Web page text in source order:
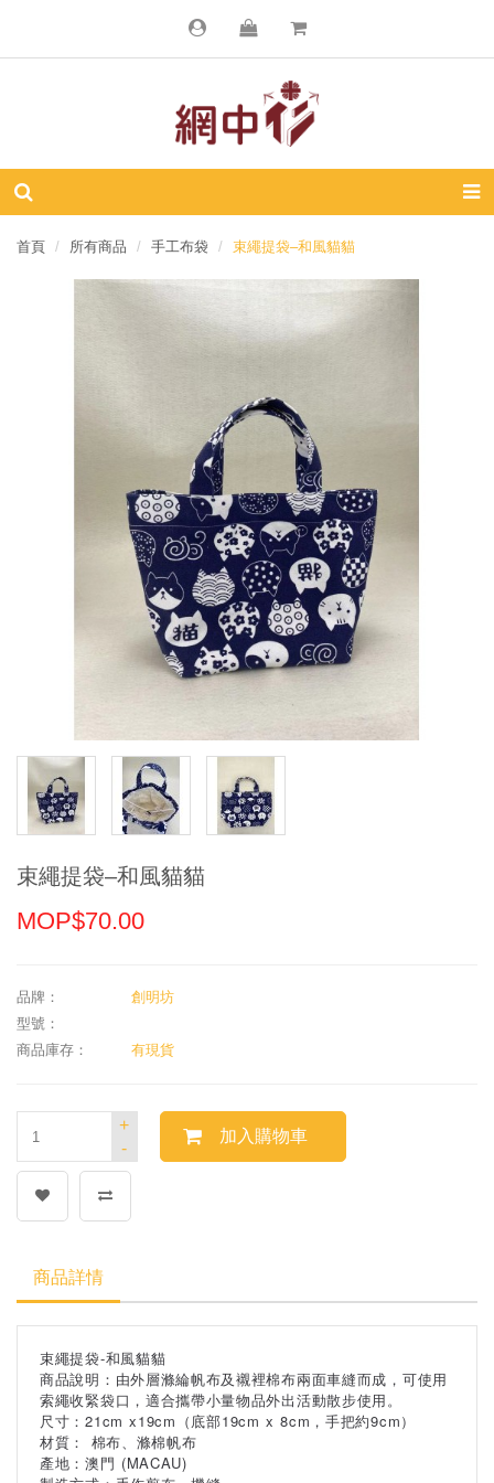
首頁 所有商品 手工布袋 束繩提袋–和風貓貓
束繩提袋–和風貓貓
MOP$70.00
品牌：
創明坊
型號：
商品庫存：
有現貨
-
+
加入購物車
商品詳情
束繩提袋-和風貓貓
商品說明：由外層滌綸帆布及襯裡棉布兩面車縫而成，可使用
索繩收緊袋口，適合攜帶小量物品外出活動散步使用。
尺寸：21cm x19cm（底部19cm x 8cm，手把約9cm）
材質： 棉布、滌棉帆布
產地：澳門 (MACAU)